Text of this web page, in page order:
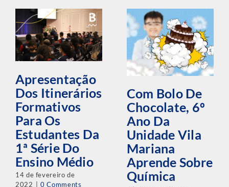
Apresentação
Dos Itinerários
Formativos
Para Os
Estudantes Da
1ª Série Do
Ensino Médio
14 de fevereiro de
2022
0 Comments
Com Bolo De
Chocolate, 6º
Ano Da
Unidade Vila
Mariana
Aprende Sobre
Química